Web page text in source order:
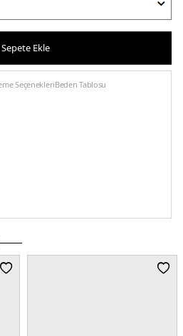
Sepete Ekle
SeçenekleriBeden Tablosu
cep